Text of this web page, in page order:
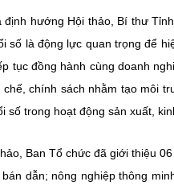
định hướng Hội thảo, Bí thư
số là động lực quan trọng để
tục đồng hành cùng doanh
chính sách nhằm tạo môi
số trong hoạt động sản xuất,
Ban Tổ chức đã giới thiệu
dẫn; nông nghiệp thông